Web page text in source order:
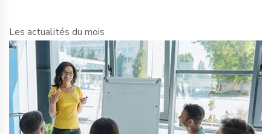
Les actualités du mois